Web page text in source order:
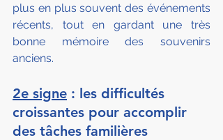
plus en plus souvent des événements
récents, tout en gardant une très
bonne mémoire des souvenirs
anciens.
2e signe : les difficultés
croissantes pour accomplir
des tâches familières